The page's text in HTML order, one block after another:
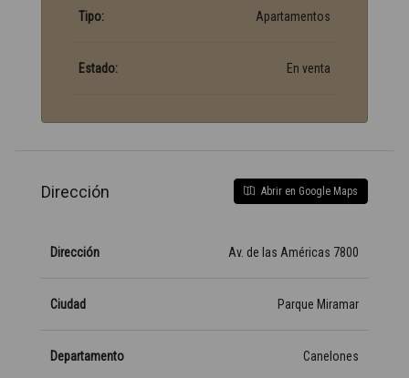
Tipo: Apartamentos
Estado: En venta
Dirección Abrir en Google Maps
Dirección Av. de las Américas 7800
Ciudad Parque Miramar
Departamento Canelones